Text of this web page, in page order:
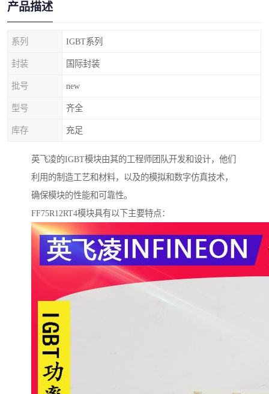
产品描述
系列 IGBT系列
封装 国际封装
批号 new
型号 齐全
库存 充足
英飞凌的IGBT模块由其的工程师团队开发和设计，他们
利用的制造工艺和材料，以及的模拟和数字仿真技术，
确保模块的性能和可靠性。
FF75R12RT4模块具有以下主要特点：